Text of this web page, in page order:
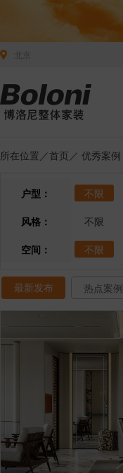
所在位置／首页 ／ 优秀案例
户型： 不限
风格：
不限
空间：
不限
最新发布 热点案例